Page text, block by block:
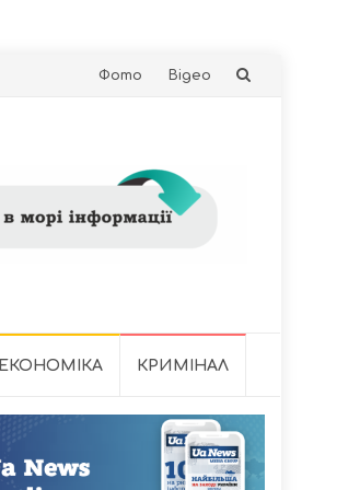
Skip
Фото Відео
ЕКОНОМІКА КРИМІНАЛ